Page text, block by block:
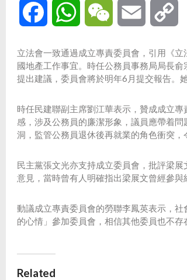
Facebook WhatsAppWeChat Email
立法會一致通過成立專責委員會，引用《
國地產工作事宜。時任公務員事務局局長
提出建議，委員會將於明年6月提交報告。
時任民建聯副主席劉江華表示，贊成成立
感，涉及公務員的廉潔形象，議員應帶着
洞，監管公務員退休後再就業的角色衝突，
民主黨張文光亦支持成立委員會，批評梁
意見，當時曾有人明確指出梁展文曾經參與
動議成立專責委員會的勞聯李鳳英表示，
的心情」參加委員會，相信其他委員也不存
Related